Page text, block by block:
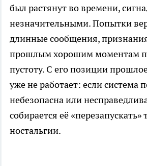
был растянут во времени,
незначительными. Попытки
длинные сообщения,
прошлым хорошим моментам
пустоту. С его позиции
уже не работает: если система
небезопасна или
собирается её «перезапускать»
ностальгии.